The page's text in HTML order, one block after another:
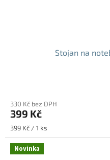
Stojan na
produktu
je
5,0
5
hvězdiček.
330 Kč bez DPH
399 Kč
Měrná
cena:
399 Kč / 1 ks
Novinka